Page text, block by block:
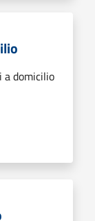
a domicilio